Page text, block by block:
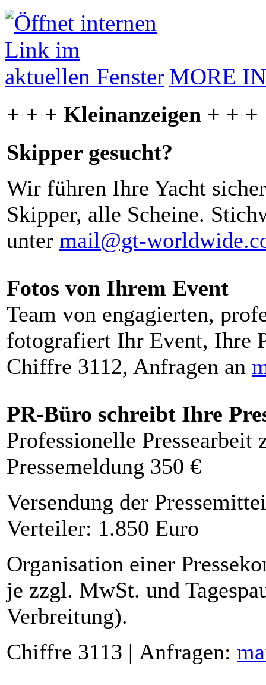
MORE
+ + + Kleinanzeigen + + +
Skipper gesucht?
Wir führen Ihre Yacht
Skipper, alle Scheine.
unter mail@gt-
Fotos von Ihrem Event
Team von engagierten,
fotografiert Ihr Event, Ihre
Chiffre 3112, Anfragen an
PR-Büro schreibt Ihre
Professionelle Pressearbeit
Pressemeldung 350 €
Versendung der
Verteiler: 1.850 Euro
Organisation einer
je zzgl. MwSt. und
Verbreitung).
Chiffre 3113 | Anfragen: